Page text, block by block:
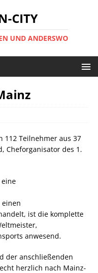
CITY
UND ANDERSWO
112 Teilnehmer aus 37
Cheforganisator des 1.
eine
ist die komplette
anwesend.
der anschließenden
herzlich nach Mainz-